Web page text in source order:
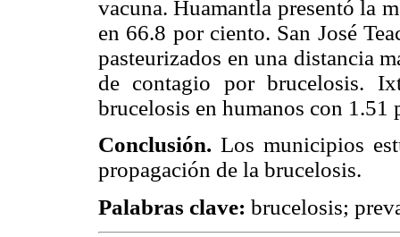
vacuna. Huamantla presentó la
en 66.8 por ciento. San José
pasteurizados en una distancia
de contagio por brucelosis.
brucelosis en humanos con 1.51
Conclusión. Los municipios
propagación de la brucelosis.
Palabras clave: brucelosis;